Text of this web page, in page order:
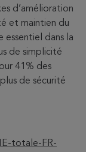
d’amélioration
et maintien du
essentiel dans la
de simplicité
41% des
de sécurité
totale-FR-